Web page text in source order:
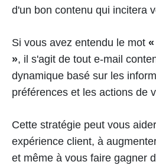
d'un bon contenu qui incitera
Si vous avez entendu le mot
», il s'agit de tout e-mail
dynamique basé sur les
préférences et les actions de
Cette stratégie peut vous
expérience client, à
et même à vous faire gagner